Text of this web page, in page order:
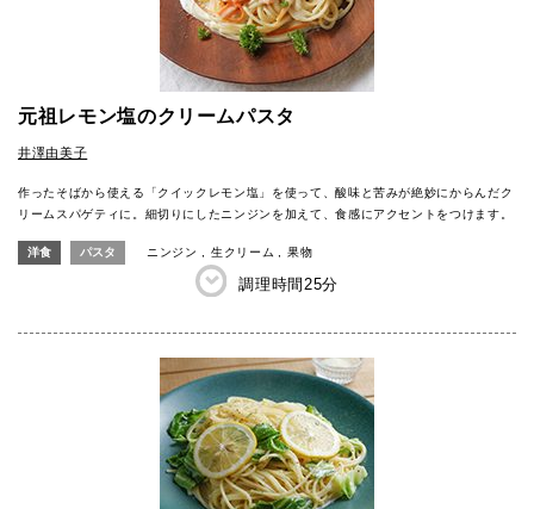
元祖レモン塩のクリームパスタ
井澤由美子
作ったそばから使える「クイックレモン塩」を使って、酸味と苦みが絶妙にからんだク
リームスパゲティに。細切りにしたニンジンを加えて、食感にアクセントをつけます。
洋食 パスタ ニンジン 生クリーム 果物
調理時間 25分